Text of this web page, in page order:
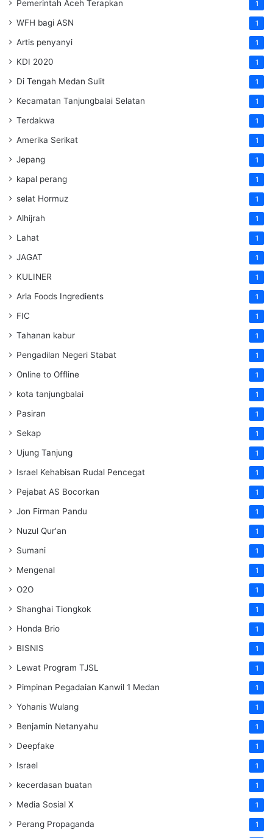
Pemerintah Aceh Terapkan 1
WFH bagi ASN 1
Artis penyanyi 1
KDI 2020 1
Di Tengah Medan Sulit 1
Kecamatan Tanjungbalai Selatan 1
Terdakwa 1
Amerika Serikat 1
Jepang 1
kapal perang 1
selat Hormuz 1
Alhijrah 1
Lahat 1
JAGAT 1
KULINER 1
Arla Foods Ingredients 1
FIC 1
Tahanan kabur 1
Pengadilan Negeri Stabat 1
Online to Offline 1
kota tanjungbalai 1
Pasiran 1
Sekap 1
Ujung Tanjung 1
Israel Kehabisan Rudal Pencegat 1
Pejabat AS Bocorkan 1
Jon Firman Pandu 1
Nuzul Qur'an 1
Sumani 1
Mengenal 1
O2O 1
Shanghai Tiongkok 1
Honda Brio 1
BISNIS 1
Lewat Program TJSL 1
Pimpinan Pegadaian Kanwil 1 Medan 1
Yohanis Wulang 1
Benjamin Netanyahu 1
Deepfake 1
Israel 1
kecerdasan buatan 1
Media Sosial X 1
Perang Propaganda 1